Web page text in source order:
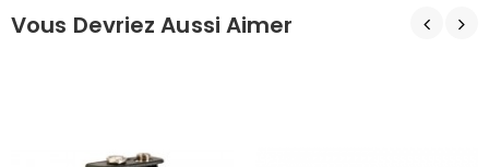
Vous Devriez Aussi Aimer